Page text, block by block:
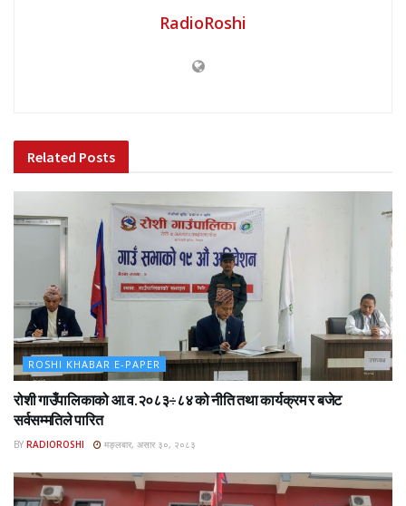
RadioRoshi
Related Posts
ROSHI KHABAR E-PAPER
रोशी गाउँपालिकाको आ.व.२०८३÷८४ को नीति तथा कार्यक्रम र बजेट
सर्वसम्मतिले पारित
BY RADIOROSHI मङ्लबार, असार ३०, २०८३